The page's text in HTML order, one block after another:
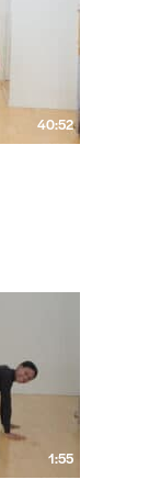
40:52
1:55